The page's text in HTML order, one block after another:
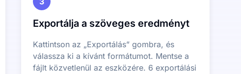
Exportálja a szöveges eredményt
Kattintson az „Exportálás” gombra, és
válassza ki a kívánt formátumot. Mentse a
fájlt közvetlenül az eszközére. 6 exportálási